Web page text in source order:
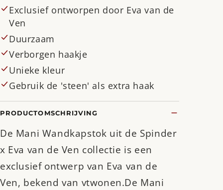
Exclusief ontworpen door Eva van de
Ven
Duurzaam
Verborgen haakje
Unieke kleur
Gebruik de 'steen' als extra haak
PRODUCTOMSCHRIJVING
De Mani Wandkapstok uit de Spinder
x Eva van de Ven collectie is een
exclusief ontwerp van Eva van de
Ven, bekend van vtwonen.De Mani